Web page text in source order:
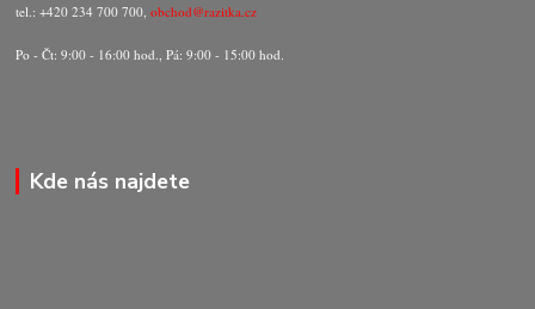
tel.: +420 234 700 700,obchod@razitka.cz
Po - Čt: 9:00 - 16:00 hod., Pá: 9:00 - 15:00 hod.
Kde nás najdete